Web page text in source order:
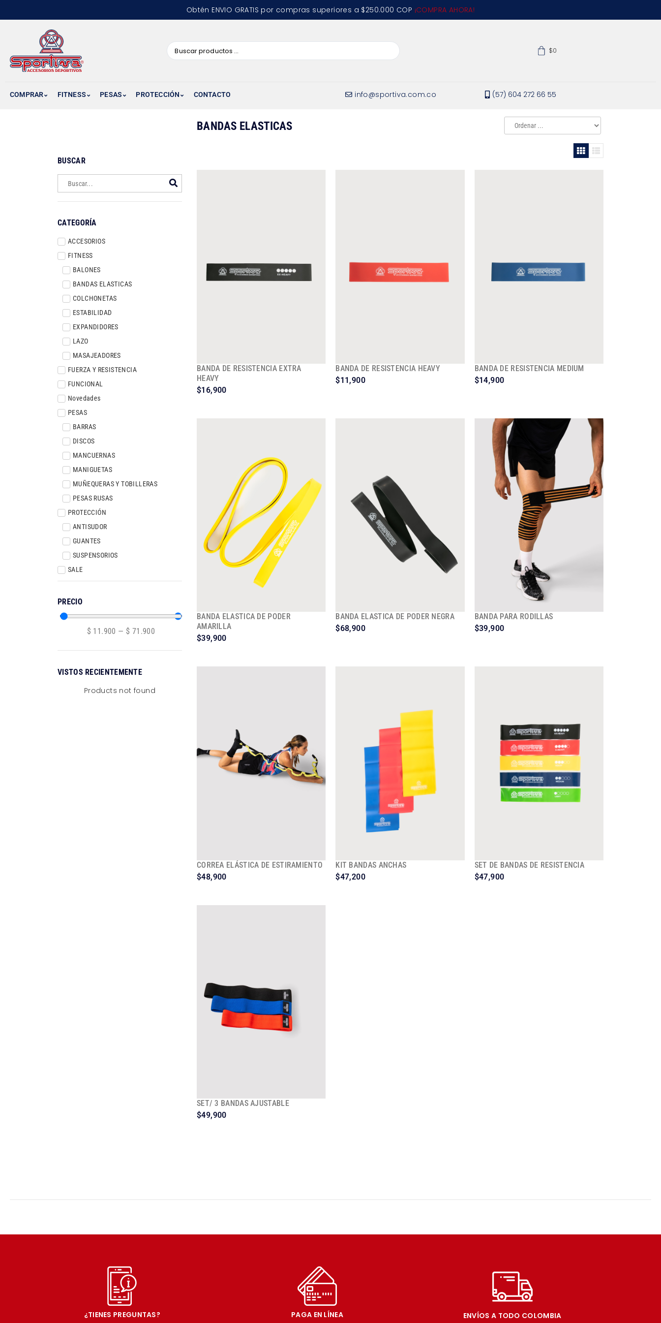
Obtén ENVIO GRATIS por compras superiores a $250.000 COP ¡COMPRA AHORA!
$0
COMPRAR FITNESS PESAS PROTECCIÓN CONTACTO info@sportiva.com.co (57) 604 272 66 55
BUSCAR
CATEGORÍA
ACCESORIOS
FITNESS
BALONES
BANDAS ELASTICAS
COLCHONETAS
ESTABILIDAD
EXPANDIDORES
LAZO
MASAJEADORES
FUERZA Y RESISTENCIA
FUNCIONAL
Novedades
PESAS
BARRAS
DISCOS
MANCUERNAS
MANIGUETAS
MUÑEQUERAS Y TOBILLERAS
PESAS RUSAS
PROTECCIÓN
ANTISUDOR
GUANTES
SUSPENSORIOS
SALE
PRECIO
$ 11.900 — $ 71.900
VISTOS RECIENTEMENTE
Products not found
BANDAS ELASTICAS
BANDA DE RESISTENCIA EXTRA
HEAVY
$16,900
BANDA DE RESISTENCIA HEAVY
$11,900
BANDA DE RESISTENCIA MEDIUM
$14,900
BANDA ELASTICA DE PODER
AMARILLA
$39,900
BANDA ELASTICA DE PODER NEGRA
$68,900
BANDA PARA RODILLAS
$39,900
CORREA ELÁSTICA DE ESTIRAMIENTO
$48,900
KIT BANDAS ANCHAS
$47,200
SET DE BANDAS DE RESISTENCIA
$47,900
SET/ 3 BANDAS AJUSTABLE
$49,900
¿TIENES PREGUNTAS?
PAGA EN LÍNEA
ENVÍOS A TODO COLOMBIA